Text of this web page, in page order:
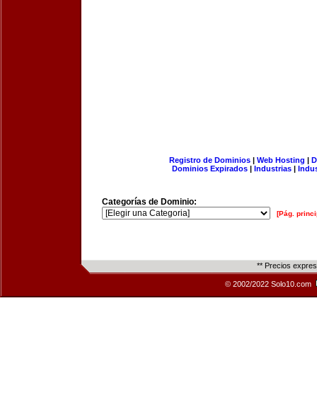
Registro de Dominios| Web Hosting |
Dominios Expirados | Industrias |
Categorías de Dominio:
[Pág.
** Precios
© 2002/2022 Solo10.com